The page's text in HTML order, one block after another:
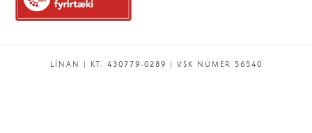
LÍNAN | KT. 430779-0289 | VSK NÚMER 56540